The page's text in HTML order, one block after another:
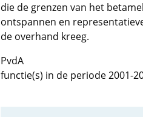
die de grenzen van het
ontspannen en
de overhand kreeg.
PvdA
functie(s) in de periode 2001-